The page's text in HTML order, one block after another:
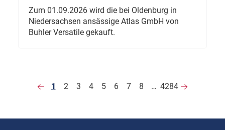
Zum 01.09.2026 wird die bei Oldenburg in
Niedersachsen ansässige Atlas GmbH von
Buhler Versatile gekauft.
1 2 3 4 5 6 7 8 … 4284